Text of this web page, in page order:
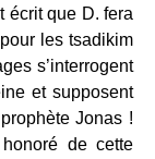
écrit que D. fera
les tsadikim
s’interrogent
et supposent
Jonas !
de cette